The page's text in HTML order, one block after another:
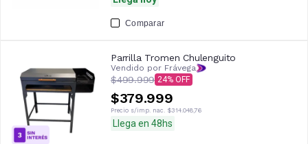
Comparar
Parrilla Tromen Chulenguito
Vendido por Frávega
$499.999 24
$379.999
Precio s/imp. nac. $314.048,76
Llega en 48hs